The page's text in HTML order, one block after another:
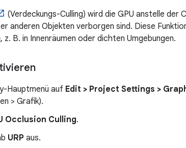
(Verdeckungs-Culling) wird die GPU anstelle der
anderen Objekten verborgen sind. Diese
B. in Innenräumen oder dichten Umgebungen.
Hauptmenü auf Edit > Project Settings >
> Grafik).
Occlusion Culling.
URP aus.